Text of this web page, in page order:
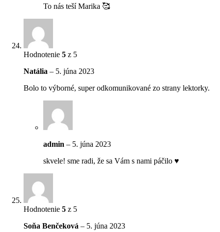
To nás teší Marika 🥰
Hodnotenie 5 z 5
Natália – 5. júna 2023
Bolo to výborné, super odkomunikované zo strany lektorky.
admin – 5. júna 2023
skvele! sme radi, že sa Vám s nami páčilo ♥
Hodnotenie 5 z 5
Soňa Benčeková – 5. júna 2023